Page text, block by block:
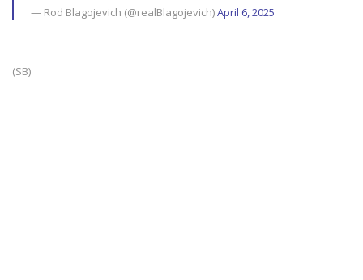
— Rod Blagojevich (@realBlagojevich)April 6, 2025
(SB)